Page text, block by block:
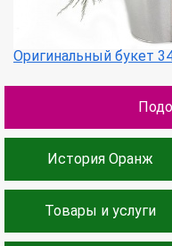
Оригинальный букет
История Оранж
Товары и услуги